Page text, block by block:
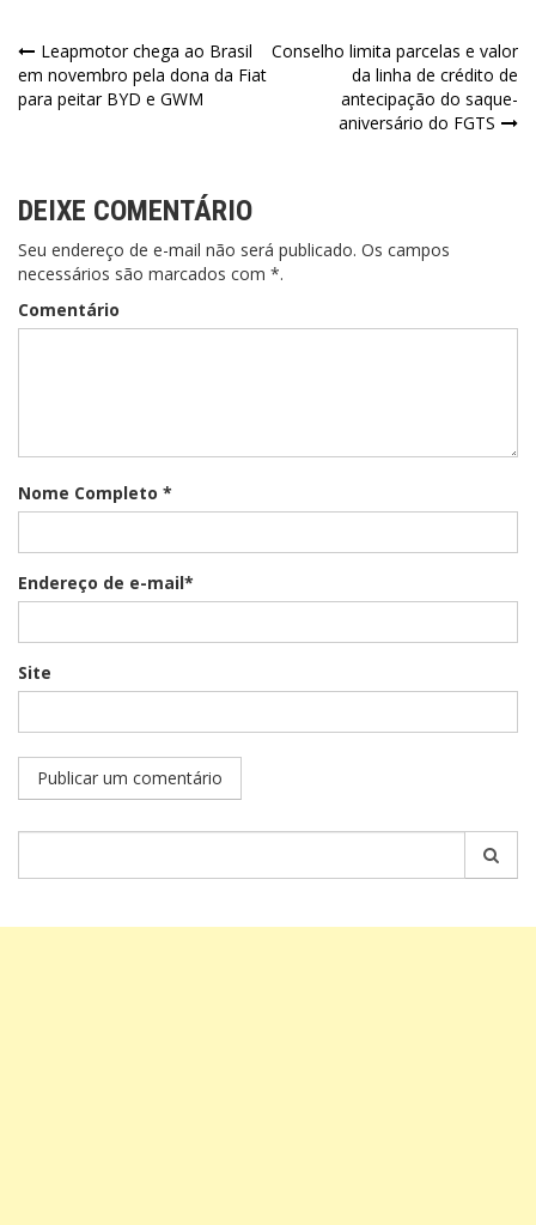
Navegação
de
Leapmotor chega ao Brasil
em novembro pela dona da Fiat
para peitar BYD e GWM
Conselho limita parcelas e valor
da linha de crédito de
antecipação do saque-
aniversário do FGTS
DEIXE COMENTÁRIO
Seu endereço de e-mail não será publicado. Os campos
necessários são marcados com *.
Comentário
Nome Completo *
Endereço de e-mail*
Site